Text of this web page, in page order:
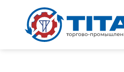
Перейти к основному